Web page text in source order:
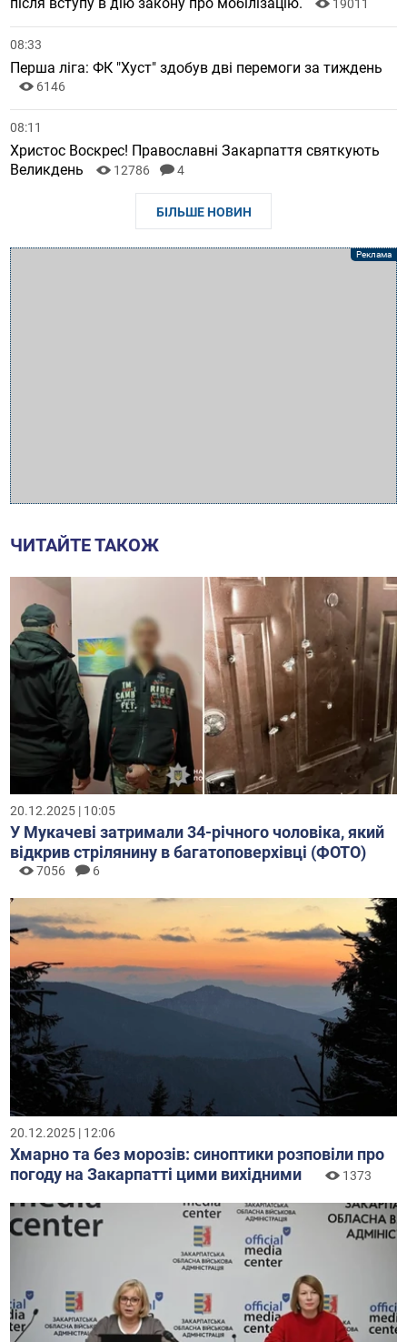
19011
08:33
Перша ліга: ФК "Хуст" здобув дві перемоги за тиждень
6146
08:11
Христос Воскрес! Православні Закарпаття святкують
Великдень
12786 4
БІЛЬШЕ НОВИН
ЧИТАЙТЕ ТАКОЖ
20.12.2025 | 10:05
У Мукачеві затримали 34-річного чоловіка, який
відкрив стрілянину в багатоповерхівці (ФОТО)
7056 6
20.12.2025 | 12:06
Хмарно та без морозів: синоптики розповіли про
погоду на Закарпатті цими вихідними
1373